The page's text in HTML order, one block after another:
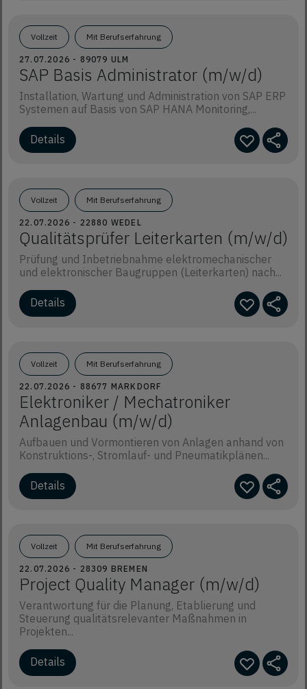
Vollzeit Mit Berufserfahrung
27.07.2026 - 89079 ULM
SAP Basis Administrator (m/w/d)
Installation, Wartung und Administration von SAP ERP
Systemen auf Basis von SAP HANA Monitoring,...
Details
Vollzeit Mit Berufserfahrung
22.07.2026 - 22880 WEDEL
Qualitätsprüfer Leiterkarten (m/w/d)
Prüfung und Inbetriebnahme elektromechanischer
und elektronischer Baugruppen (Leiterkarten) nach...
Details
Vollzeit Mit Berufserfahrung
22.07.2026 - 88677 MARKDORF
Elektroniker / Mechatroniker
Anlagenbau (m/w/d)
Aufbauen und Vormontieren von Anlagen anhand von
Konstruktions-, Stromlauf- und Pneumatikplänen...
Details
Vollzeit Mit Berufserfahrung
22.07.2026 - 28309 BREMEN
Project Quality Manager (m/w/d)
Verantwortung für die Planung, Etablierung und
Steuerung qualitätsrelevanter Maßnahmen in
Projekten...
Details